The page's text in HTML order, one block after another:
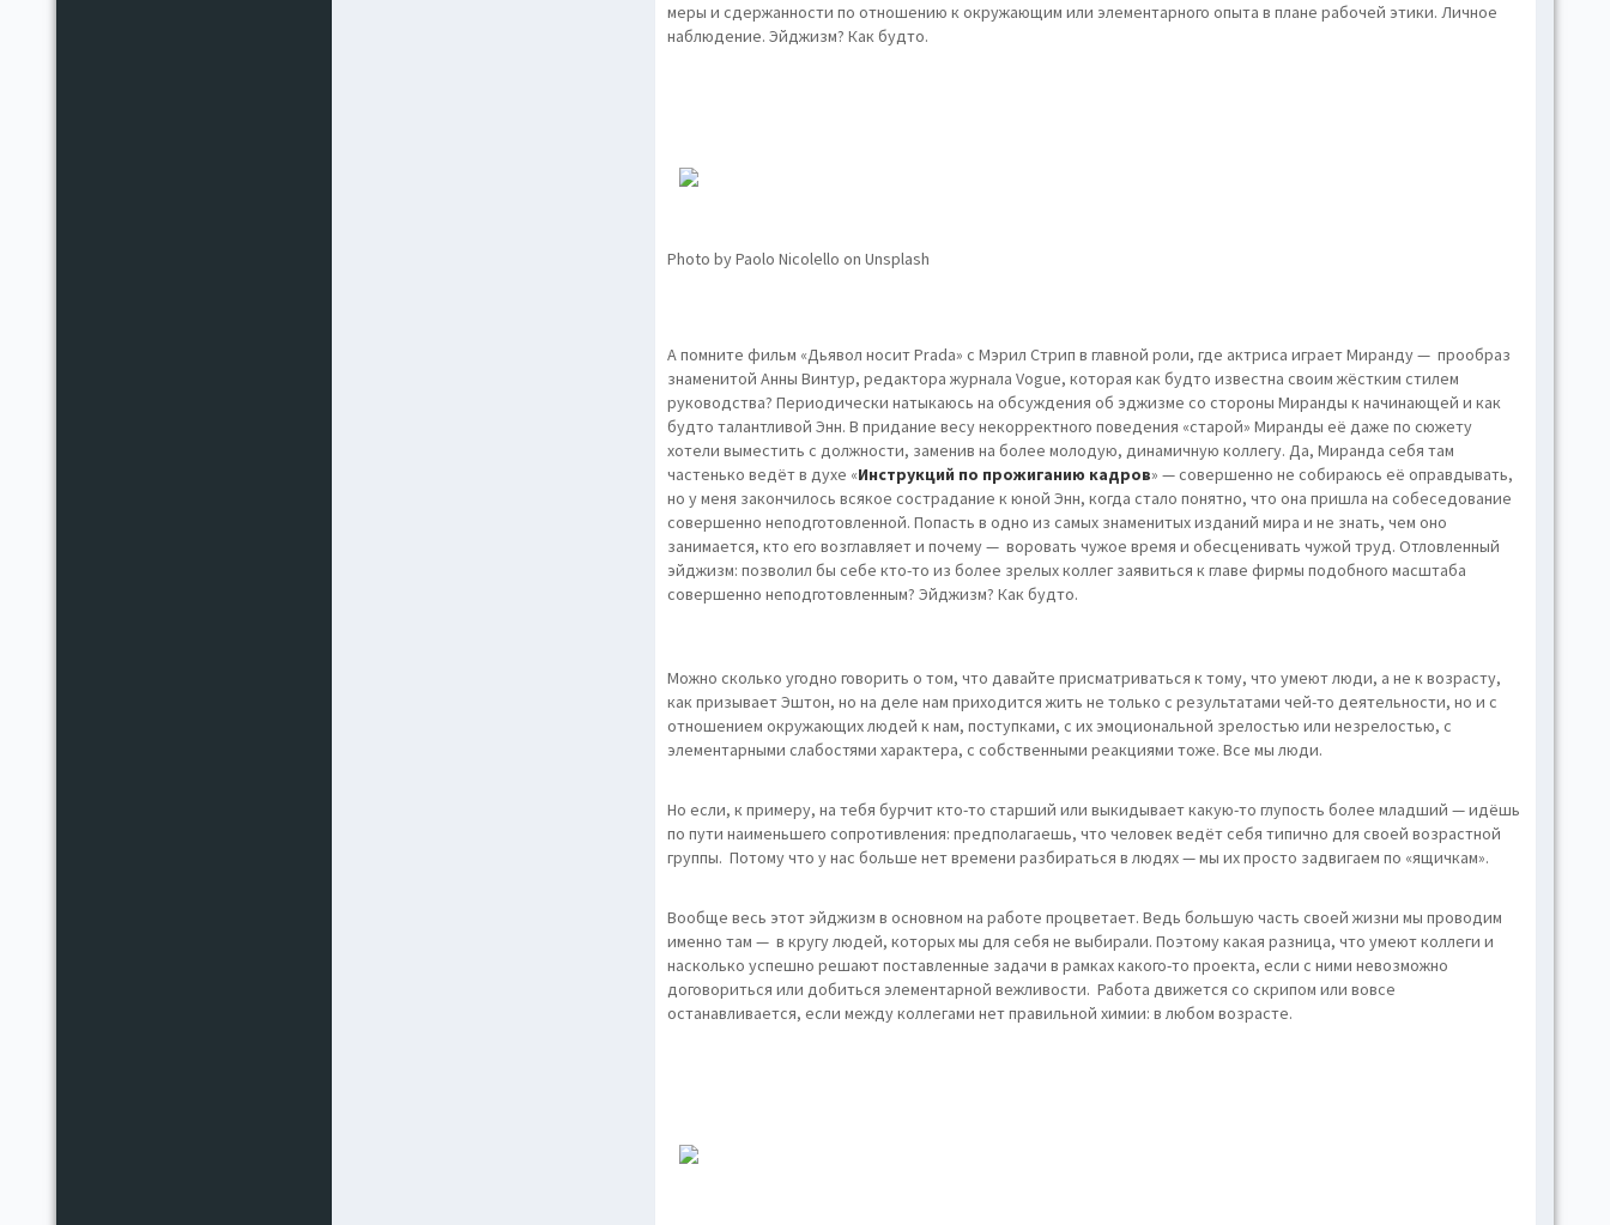
меры и сдержанности по отношению к окружающим или элементарного опыта в плане рабочей этики. Личное
наблюдение. Эйджизм? Как будто.
Photo by Paolo Nicolello on Unsplash
А помните фильм «Дьявол носит Prada» c Мэрил Стрип в главной роли, где актриса играет Миранду — прообраз
знаменитой Анны Винтур, редактора журнала Vogue, которая как будто известна своим жёстким стилем
руководства? Периодически натыкаюсь на обсуждения об эджизме со стороны Миранды к начинающей и как
будто талантливой Энн. В придание весу некорректного поведения «старой» Миранды её даже по сюжету
хотели выместить с должности, заменив на более молодую, динамичную коллегу. Да, Миранда себя там
частенько ведёт в духе «Инструкций по прожиганию кадров» — совершенно не собираюсь её оправдывать,
но у меня закончилось всякое сострадание к юной Энн, когда стало понятно, что она пришла на собеседование
совершенно неподготовленной. Попасть в одно из самых знаменитых изданий мира и не знать, чем оно
занимается, кто его возглавляет и почему — воровать чужое время и обесценивать чужой труд. Отловленный
эйджизм: позволил бы себе кто-то из более зрелых коллег заявиться к главе фирмы подобного масштаба
совершенно неподготовленным? Эйджизм? Как будто.
Можно сколько угодно говорить о том, что давайте присматриваться к тому, что умеют люди, а не к возрасту,
как призывает Эштон, но на деле нам приходится жить не только с результатами чей-то деятельности, но и с
отношением окружающих людей к нам, поступками, с их эмоциональной зрелостью или незрелостью, с
элементарными слабостями характера, с собственными реакциями тоже. Все мы люди.
Но если, к примеру, на тебя бурчит кто-то старший или выкидывает какую-то глупость более младший — идёшь
по пути наименьшего сопротивления: предполагаешь, что человек ведёт себя типично для своей возрастной
группы. Потому что у нас больше нет времени разбираться в людях — мы их просто задвигаем по «ящичкам».
Вообще весь этот эйджизм в основном на работе процветает. Ведь большую часть своей жизни мы проводим
именно там — в кругу людей, которых мы для себя не выбирали. Поэтому какая разница, что умеют коллеги и
насколько успешно решают поставленные задачи в рамках какого-то проекта, если с ними невозможно
договориться или добиться элементарной вежливости. Работа движется со скрипом или вовсе
останавливается, если между коллегами нет правильной химии: в любом возрасте.